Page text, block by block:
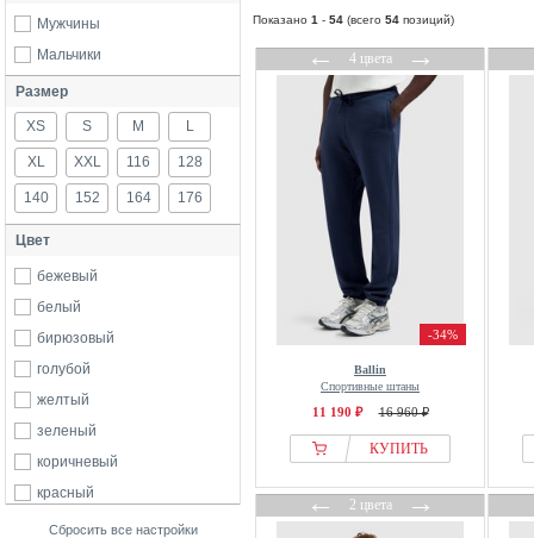
Мужчины
Мальчики
Размер
XS S M L
XL XXL 116 128
140 152 164 176
Цвет
бежевый
белый
бирюзовый
голубой
желтый
зеленый
коричневый
красный
розовый
Сбросить все настройки
Показано 1 - 54 (всего 54 позиций)
←4 цвета→
-34%
Ballin
Спортивные штаны
11 190 ₽ 16 960 ₽
КУПИТЬ
←2 цвета→